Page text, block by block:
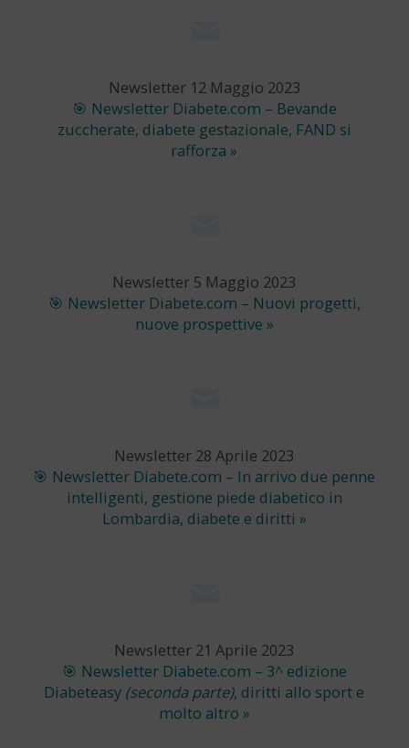
Newsletter 12 Maggio 2023
🎯 Newsletter Diabete.com – Bevande
zuccherate, diabete gestazionale, FAND si
rafforza »
Newsletter 5 Maggio 2023
🎯 Newsletter Diabete.com – Nuovi progetti,
nuove prospettive »
Newsletter 28 Aprile 2023
🎯 Newsletter Diabete.com – In arrivo due penne
intelligenti, gestione piede diabetico in
Lombardia, diabete e diritti »
Newsletter 21 Aprile 2023
🎯 Newsletter Diabete.com – 3^ edizione
Diabeteasy (seconda parte), diritti allo sport e
molto altro »